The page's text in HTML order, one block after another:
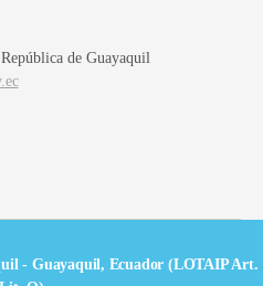
de Guayaquil
- Guayaquil, Ecuador (LOTAIP Art.